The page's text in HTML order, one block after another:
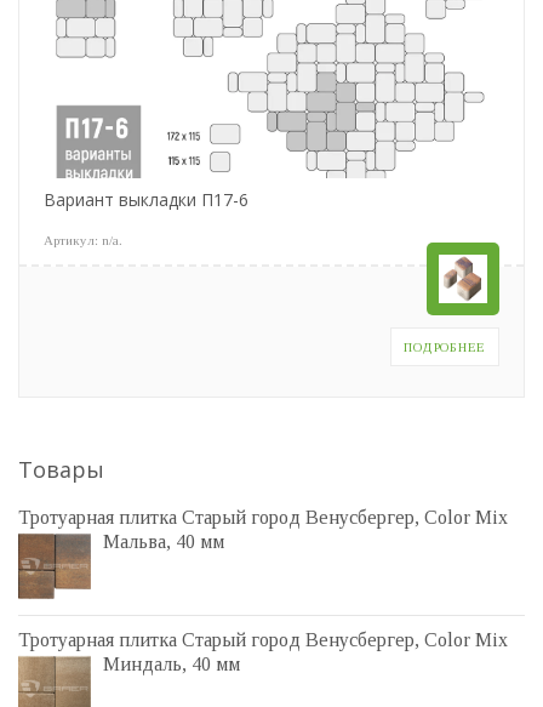
Вариант выкладки П17-6
Артикул: n/a
ПОДРОБНЕЕ
Товары
Тротуарная плитка Старый город Венусбергер, Color Mix
Мальва, 40 мм
Тротуарная плитка Старый город Венусбергер, Color Mix
Миндаль, 40 мм